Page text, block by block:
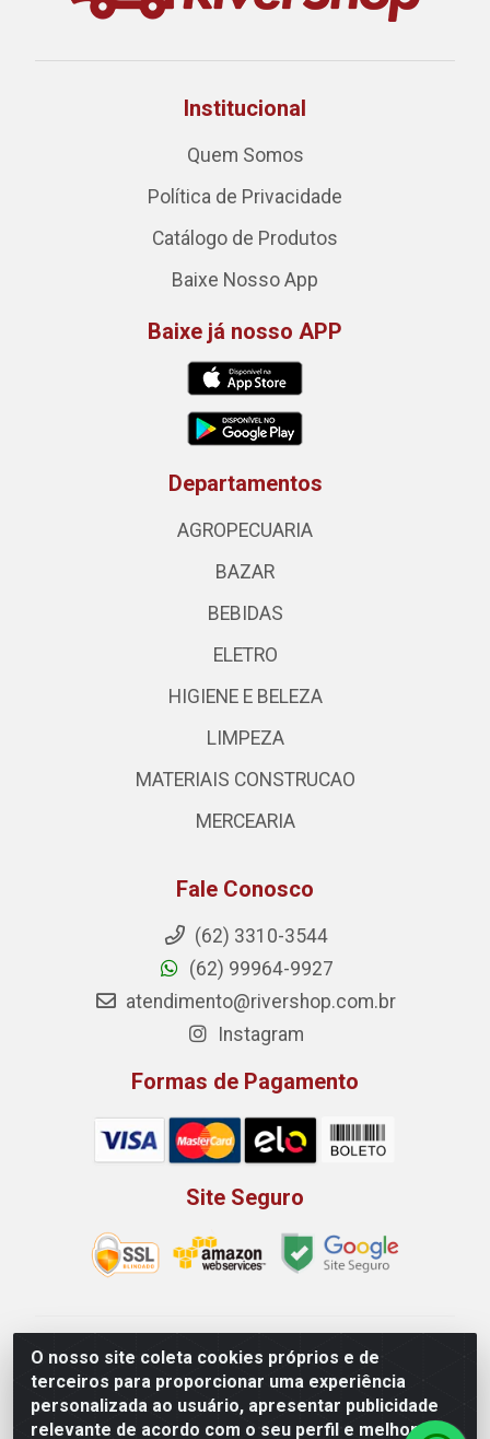
O nosso site coleta cookies próprios e de
terceiros para proporcionar uma experiência
personalizada ao usuário, apresentar publicidade
relevante de acordo com o seu perfil e melhorar a
Institucional
Quem Somos
Política de Privacidade
Catálogo de Produtos
Baixe Nosso App
Baixe já nosso APP
Departamentos
AGROPECUARIA
BAZAR
BEBIDAS
ELETRO
HIGIENE E BELEZA
LIMPEZA
MATERIAIS CONSTRUCAO
MERCEARIA
Fale Conosco
(62) 3310-3544
(62) 99964-9927
atendimento@rivershop.com.br
Instagram
Formas de Pagamento
Site Seguro
Rio Vermelho Distribuição de Alimentos LTDA - Rodovia
BR, 153, KM 52 N 00 QD 00 LT 16 - Bairro Jardim
Eldorado, Anápolis/GO - CEP 75.045-190 - CNPJ
10.912.900/0002-40